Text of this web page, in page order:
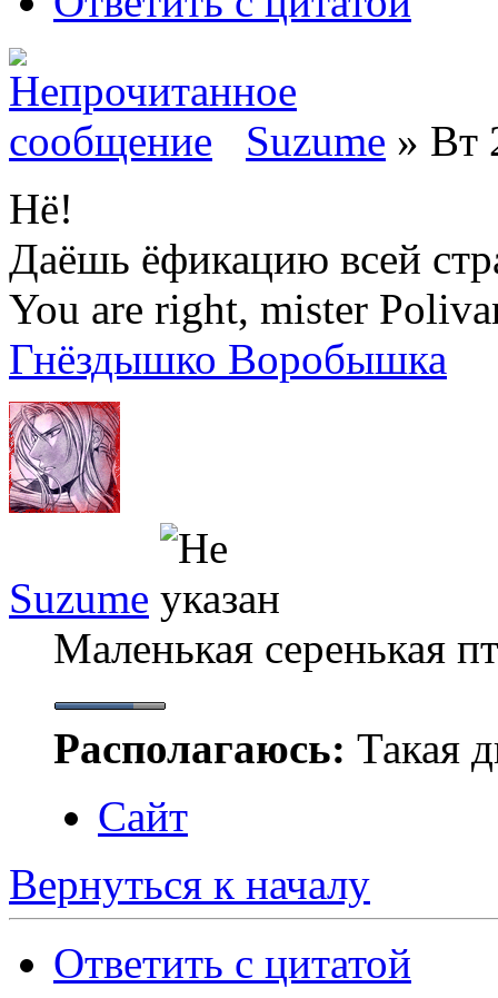
Suzume » Вт
Нё!
Даёшь ёфикацию всей
You are right, mister
Гнёздышко Воробышка
Suzume
Маленькая серенькая
Располагаюсь: Такая
Сайт
Вернуться к началу
Ответить с цитатой